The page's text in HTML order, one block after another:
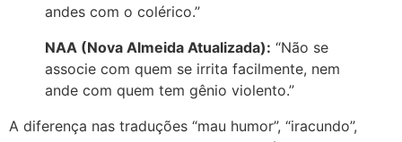
andes com o colérico.”
NAA (Nova Almeida Atualizada): “Não se
associe com quem se irrita facilmente, nem
ande com quem tem gênio violento.”
A diferença nas traduções “mau humor”, “iracundo”,